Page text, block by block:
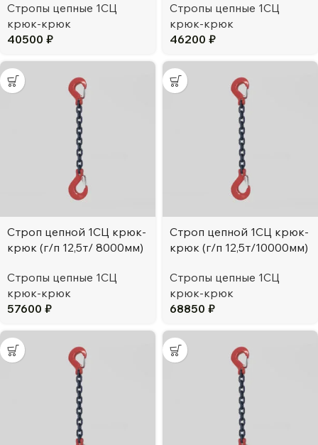
Стропы цепные 1СЦ
крюк-крюк
40500 ₽
Стропы цепные 1СЦ
крюк-крюк
46200 ₽
Строп цепной 1СЦ крюк-
крюк (г/п 12,5т/ 8000мм)
Стропы цепные 1СЦ
крюк-крюк
57600 ₽
Строп цепной 1СЦ крюк-
крюк (г/п 12,5т/10000мм)
Стропы цепные 1СЦ
крюк-крюк
68850 ₽